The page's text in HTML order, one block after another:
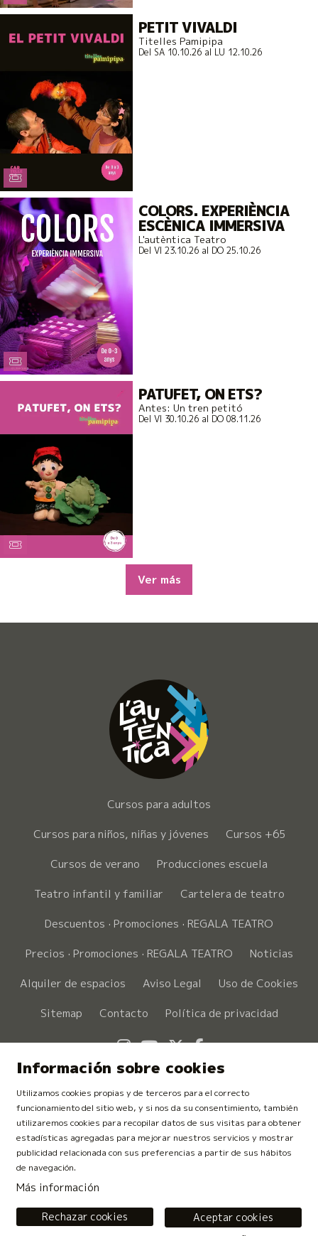
PETIT VIVALDI
Titelles Pamipipa
Del SA 10.10.26al LU 12.10.26
COLORS. EXPERIÈNCIA
ESCÈNICA IMMERSIVA
L'autèntica Teatro
Del VI 23.10.26al DO 25.10.26
PATUFET, ON ETS?
Antes: Un tren petitó
Del VI 30.10.26al DO 08.11.26
Ver más
Cursos para adultos
Cursos para niños, niñas y jóvenes
Cursos +65
Cursos de verano
Producciones escuela
Teatro infantil y familiar
Cartelera de teatro
Descuentos · Promociones · REGALA TEATRO
Precios · Promociones · REGALA TEATRO
Noticias
Alquiler de espacios
Aviso Legal
Uso de Cookies
Sitemap
Contacto Política de privacidad
Link a instagram
Link a youtube
Link a twitter
Link a
Información sobre cookies
Utilizamos cookies propias y de terceros para el correcto
funcionamiento del sitio web, y si nos da su consentimiento, también
utilizaremos cookies para recopilar datos de sus visitas para obtener
estadísticas agregadas para mejorar nuestros servicios y mostrar
publicidad relacionada con sus preferencias a partir de sus hábitos
de navegación.
Más información
Aceptar cookies
Rechazar cookies